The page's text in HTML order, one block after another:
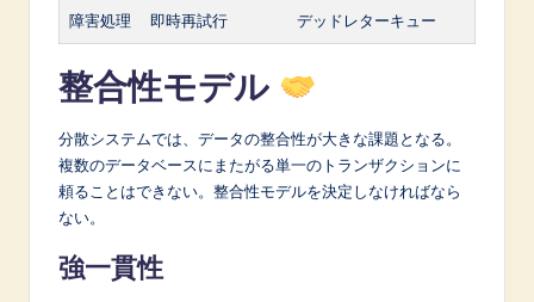
障害処理 即時再試行 デッドレターキュー
整合性モデル
分散システムでは、データの整合性が大きな課題となる。
複数のデータベースにまたがる単一のトランザクションに
頼ることはできない。整合性モデルを決定しなければなら
ない。
強一貫性